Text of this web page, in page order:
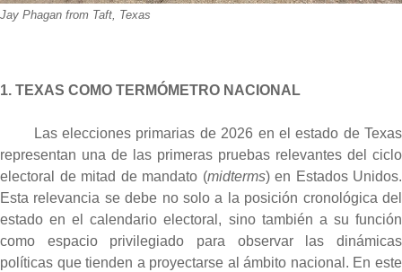
Jay Phagan from Taft, Texas
1. TEXAS COMO TERMÓMETRO NACIONAL
Las elecciones primarias de 2026 en el estado de Texas
representan una de las primeras pruebas relevantes del ciclo
electoral de mitad de mandato (midterms) en Estados Unidos.
Esta relevancia se debe no solo a la posición cronológica del
estado en el calendario electoral, sino también a su función
como espacio privilegiado para observar las dinámicas
políticas que tienden a proyectarse al ámbito nacional. En este